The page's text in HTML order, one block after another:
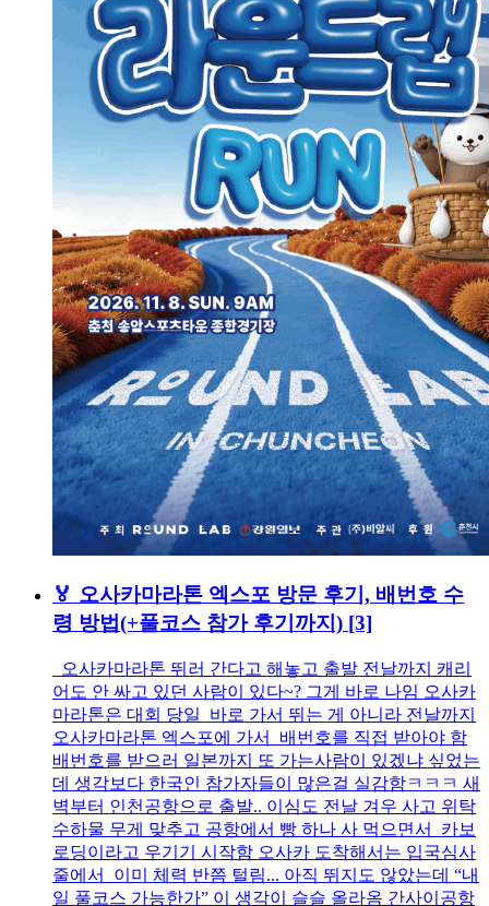
🏅 오사카마라톤 엑스포 방문 후기, 배번호 수
령 방법(+풀코스 참가 후기까지) [3]
오사카마라톤 뛰러 간다고 해놓고 출발 전날까지 캐리
어도 안 싸고 있던 사람이 있다~? 그게 바로 나임 오사카
마라톤은 대회 당일 바로 가서 뛰는 게 아니라 전날까지
오사카마라톤 엑스포에 가서 배번호를 직접 받아야 함
배번호를 받으러 일본까지 또 가는사람이 있겠냐 싶었는
데 생각보다 한국인 참가자들이 많은걸 실감함ㅋㅋㅋ 새
벽부터 인천공항으로 출발.. 이심도 전날 겨우 사고 위탁
수하물 무게 맞추고 공항에서 빵 하나 사 먹으면서 카보
로딩이라고 우기기 시작함 오사카 도착해서는 입국심사
줄에서 이미 체력 반쯤 털림... 아직 뛰지도 않았는데 “내
일 풀코스 가능한가” 이 생각이 슬슬 올라옴 간사이공항